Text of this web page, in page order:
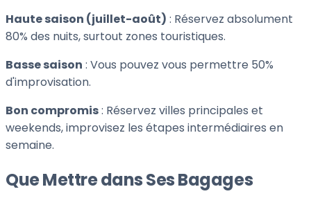
Haute saison (juillet-août) : Réservez absolument
80% des nuits, surtout zones touristiques.
Basse saison : Vous pouvez vous permettre 50%
d'improvisation.
Bon compromis: Réservez villes principales et
weekends, improvisez les étapes intermédiaires en
semaine.
Que Mettre dans Ses Bagages